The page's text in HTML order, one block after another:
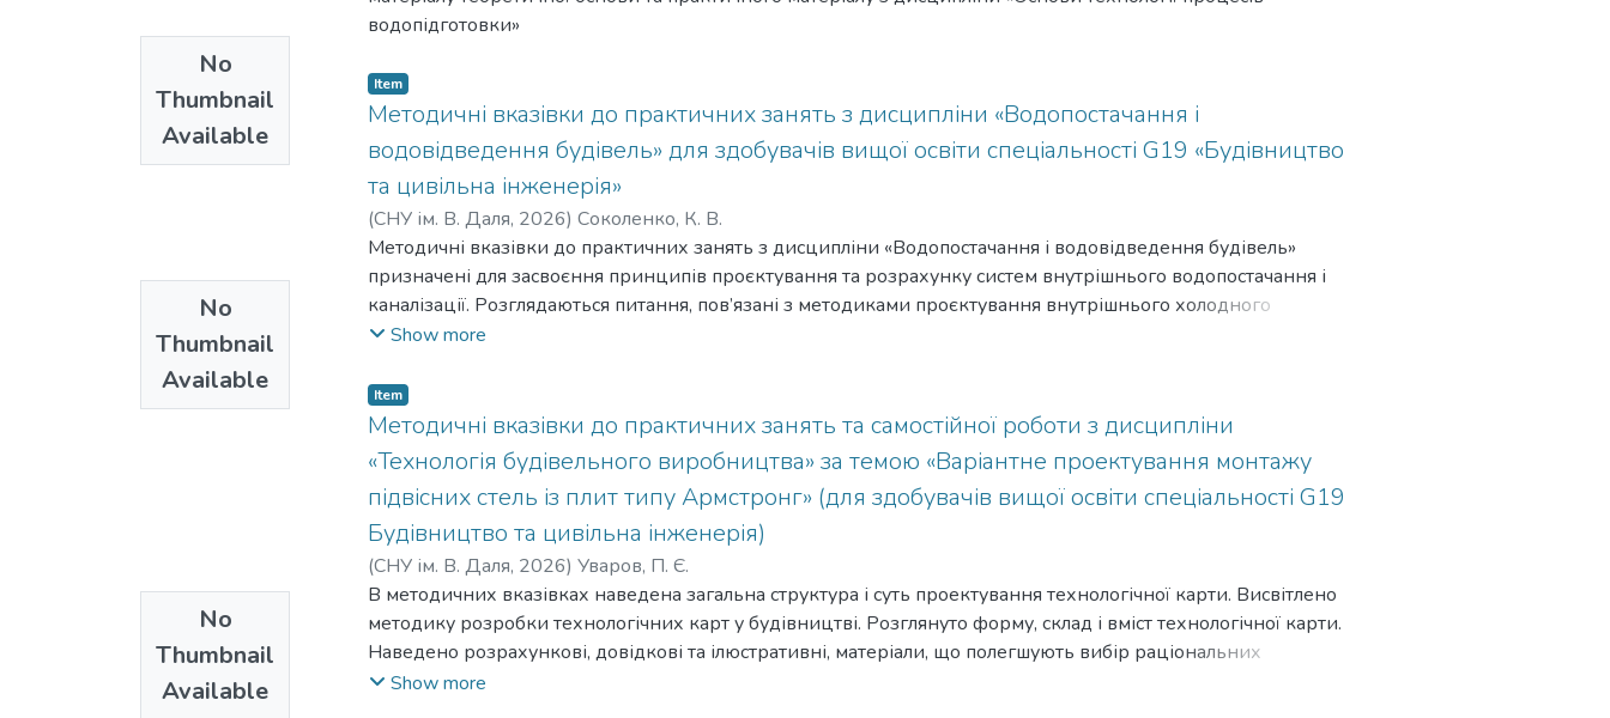
нормального функціонування.
No
Thumbnail
Available
водопідготовки»
No
Thumbnail
Available
Item
Методичні вказівки до практичних занять з дисципліни «Водопостачання і
водовідведення будівель» для здобувачів вищої освіти спеціальності G19 «Будівництво
та цивільна інженерія»
(СНУ ім. В. Даля, 2026) Соколенко, К. В.
Методичні вказівки до практичних занять з дисципліни «Водопостачання і водовідведення будівель»
призначені для засвоєння принципів проєктування та розрахунку систем внутрішнього водопостачання і
каналізації. Розглядаються питання, пов’язані з методиками проєктування внутрішнього холодного
водопроводу і внутрішньої каналізації.
Show more
No
Thumbnail
Available
Item
Методичні вказівки до практичних занять та самостійної роботи з дисципліни
«Технологія будівельного виробництва» за темою «Варіантне проектування монтажу
підвісних стель із плит типу Армстронг» (для здобувачів вищої освіти спеціальності G19
Будівництво та цивільна інженерія)
(СНУ ім. В. Даля, 2026) Уваров, П. Є.
В методичних вказівках наведена загальна структура і суть проектування технологічної карти. Висвітлено
методику розробки технологічних карт у будівництві. Розглянуто форму, склад і вміст технологічної карти.
Наведено розрахункові, довідкові та ілюстративні, матеріали, що полегшують вибір раціональних
інженерних рішень. Наведено приклад складання технологічної карти та рішення типових практичних
Show more